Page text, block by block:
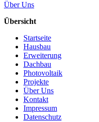
Über Uns
Übersicht
Startseite
Hausbau
Erweiterung
Dachbau
Photovoltaik
Projekte
Über Uns
Kontakt
Impressum
Datenschutz